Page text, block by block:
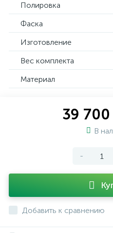
Полировка
Фаска
Изготовление
Вес комплекта
Материал
39 700
В
-
Добавить к сравнению